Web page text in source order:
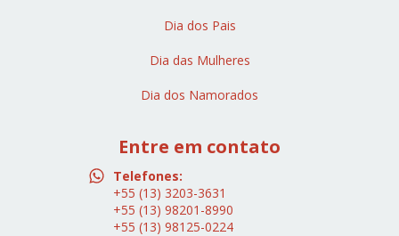
Dia dos Pais
Dia das Mulheres
Dia dos Namorados
Entre em contato
Telefones:
+55 (13) 3203-3631
+55 (13) 98201-8990
+55 (13) 98125-0224